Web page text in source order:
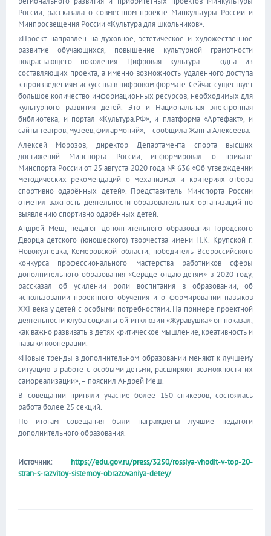
России, рассказала о совместном проекте Минкультуры России и
Минпросвещения России «Культура для школьников».
«Проект направлен на духовное, эстетическое и художественное
развитие обучающихся, повышение культурной грамотности
подрастающего поколения. Цифровая культура – одна из
составляющих проекта, а именно возможность удаленного доступа
к произведениям искусства в цифровом формате. Сейчас существует
большое количество информационных ресурсов, необходимых для
культурного развития детей. Это и Национальная электронная
библиотека, и портал «Культура.РФ», и платформа «Артефакт», и
сайты театров, музеев, филармоний», – сообщила Жанна Алексеева.
Алексей Морозов, директор Департамента спорта высших
достижений Минспорта России, информировал о приказе
Минспорта России от 25 августа 2020 года № 636 «Об утверждении
методических рекомендаций о механизмах и критериях отбора
спортивно одарённых детей». Представитель Минспорта России
отметил важность деятельности образовательных организаций по
выявлению спортивно одарённых детей.
Андрей Меш, педагог дополнительного образования Городского
Дворца детского (юношеского) творчества имени Н.К. Крупской г.
Новокузнецка, Кемеровской области, победитель Всероссийского
конкурса профессионального мастерства работников сферы
дополнительного образования «Сердце отдаю детям» в 2020 году,
рассказал об усилении роли воспитания в образовании, об
использовании проектного обучения и о формировании навыков
XXI века у детей с особыми потребностями. На примере проектной
деятельности клуба социальной инклюзии «Журавушка» он показал,
как важно развивать в детях критическое мышление, креативность и
навыки кооперации.
«Новые тренды в дополнительном образовании меняют к лучшему
ситуацию в работе с особыми детьми, расширяют возможности их
самореализации», – пояснил Андрей Меш.
В совещании приняли участие более 150 спикеров, состоялась
работа более 25 секций.
По итогам совещания были награждены лучшие педагоги
дополнительного образования.
Источник: https://edu.gov.ru/press/3250/rossiya-vhodit-v-top-20-
stran-s-razvitoy-sistemoy-obrazovaniya-detey/